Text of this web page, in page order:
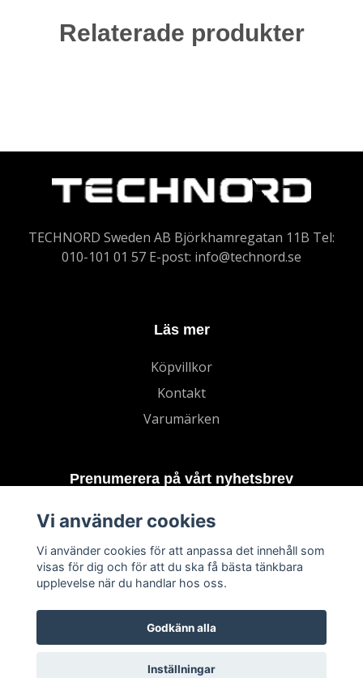
Relaterade produkter
TECHNORD Sweden AB Björkhamregatan 11B Tel:
010-101 01 57 E-post: info@technord.se
Läs mer
Köpvillkor
Kontakt
Varumärken
Prenumerera på vårt nyhetsbrev
Vi använder cookies
Vi använder cookies för att anpassa det innehåll som
visas för dig och för att du ska få bästa tänkbara
upplevelse när du handlar hos oss.
Godkänn alla
Inställningar